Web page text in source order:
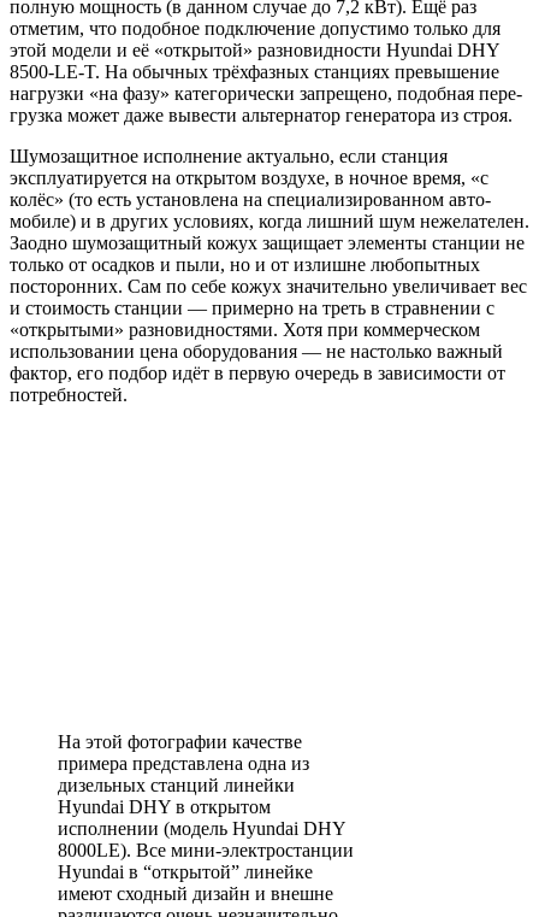
полную мощность (в данном случае до 7,2 кВт). Ещё раз
отметим, что подобное под­ключение допустимо только для
этой моде­ли и её «открытой» разновидности Hyundai DHY
8500-LE-T. На обычных трёхфазных станциях превышение
нагрузки «на фазу» категорически запрещено, подобная пере­
грузка может даже вывести альтернатор ге­нератора из строя.
Шумозащитное исполнение актуально, если станция
эксплуатируется на открытом воздухе, в ночное время, «с
колёс» (то есть установлена на специализированном авто­
мобиле) и в других условиях, когда лишний шум нежелателен.
Заодно шумозащитный кожух защищает элементы станции не
толь­ко от осадков и пыли, но и от излишне лю­бопытных
посторонних. Сам по себе кожух значительно увеличивает вес
и стоимость станции — примерно на треть в стравнении с
«открытыми» разновидностями. Хотя при коммерческом
использовании цена обору­дования — не настолько важный
фактор, его подбор идёт в первую очередь в зависимости от
потребностей.
На этой фотографии качестве
примера представлена одна из
дизельных станций линейки
Hyundai DHY в открытом
исполнении (модель Hyundai DHY
8000LE). Все мини-электростанции
Hyundai в “открытой” линейке
имеют сходный дизайн и внешне